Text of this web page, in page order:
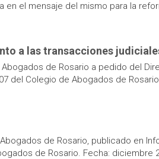
el mensaje del mismo para la
a las transacciones
de Rosario a pedido del
del Colegio de Abogados de
de Rosario, publicado en
de Rosario. Fecha: diciembre